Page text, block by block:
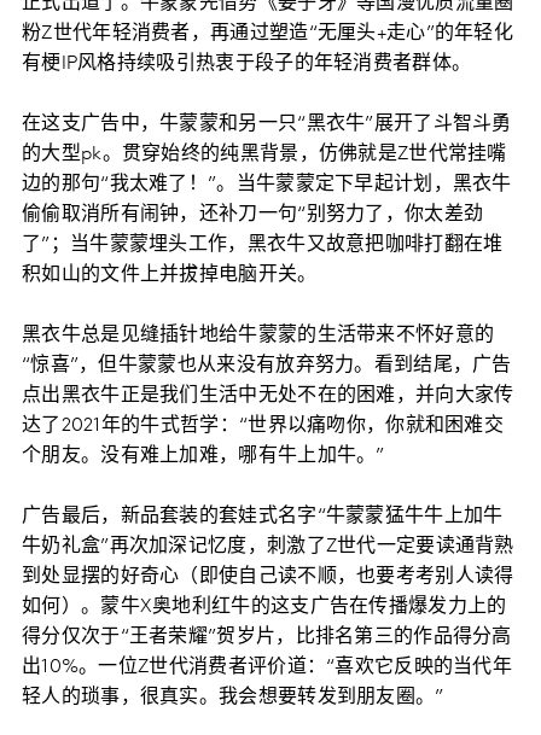
粉Z世代年轻消费者，再通过塑造“无厘头+走心”的年轻化
有梗IP风格持续吸引热衷于段子的年轻消费者群体。
在这支广告中，牛蒙蒙和另一只“黑衣牛”展开了斗智斗勇
的大型pk。贯穿始终的纯黑背景，仿佛就是Z世代常挂嘴
边的那句“我太难了！”。当牛蒙蒙定下早起计划，黑衣牛
偷偷取消所有闹钟，还补刀一句“别努力了，你太差劲
了”；当牛蒙蒙埋头工作，黑衣牛又故意把咖啡打翻在堆
积如山的文件上并拔掉电脑开关。
黑衣牛总是见缝插针地给牛蒙蒙的生活带来不怀好意的
“惊喜”，但牛蒙蒙也从来没有放弃努力。看到结尾，广告
点出黑衣牛正是我们生活中无处不在的困难，并向大家传
达了2021年的牛式哲学：“世界以痛吻你，你就和困难交
个朋友。没有难上加难，哪有牛上加牛。”
广告最后，新品套装的套娃式名字“牛蒙蒙猛牛牛上加牛
牛奶礼盒”再次加深记忆度，刺激了Z世代一定要读通背熟
到处显摆的好奇心（即使自己读不顺，也要考考别人读得
如何）。蒙牛X奥地利红牛的这支广告在传播爆发力上的
得分仅次于“王者荣耀”贺岁片，比排名第三的作品得分高
出10%。一位Z世代消费者评价道：“喜欢它反映的当代年
轻人的琐事，很真实。我会想要转发到朋友圈。”